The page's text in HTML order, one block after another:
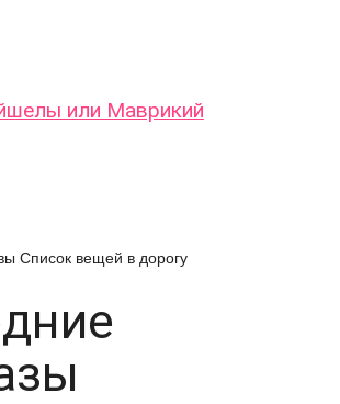
или Маврикий
Список вещей в дорогу